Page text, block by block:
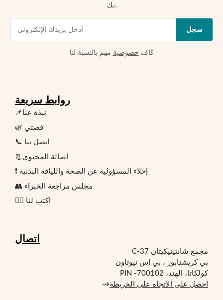
بك.
سجل
كاف خصوصية مهم بالنسبة لنا
روابط سريعة
📌نبذة عنا
🌿 قصتي
📞 اتصل بنا
📃أصالة المحتوى
❗ إخلاء المسؤولية عن الصحة واللياقة البدنية
👥 مجلس مراجعة الخبراء
✍🏻 اكتب لنا
اتصال
مجمع شانتينيكيتان C-37
بي كريشنابور ، بي إس نيوتاون
كولكاتا، الهند، PIN -700102
احصل على الاتجاه على الخريطة→